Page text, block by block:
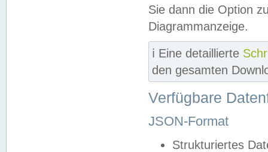
Sie dann die Option
Diagrammanzeige.
ℹ️ Eine detaillierte
den gesamten
Verfügbare
JSON-Format
Strukturiertes